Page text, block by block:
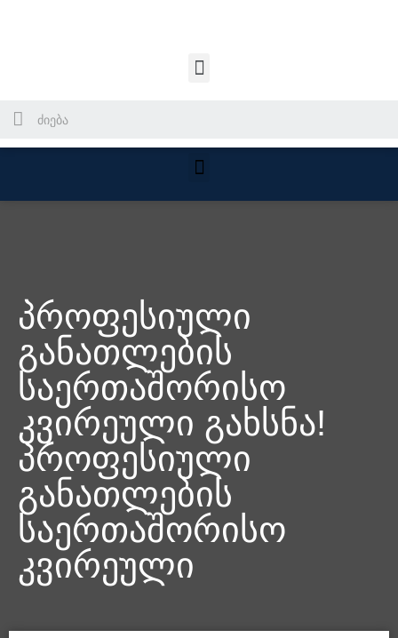
პროფესიული
განათლების
საერთაშორისო
კვირეული გახსნა!
პროფესიული
განათლების
საერთაშორისო
კვირეული